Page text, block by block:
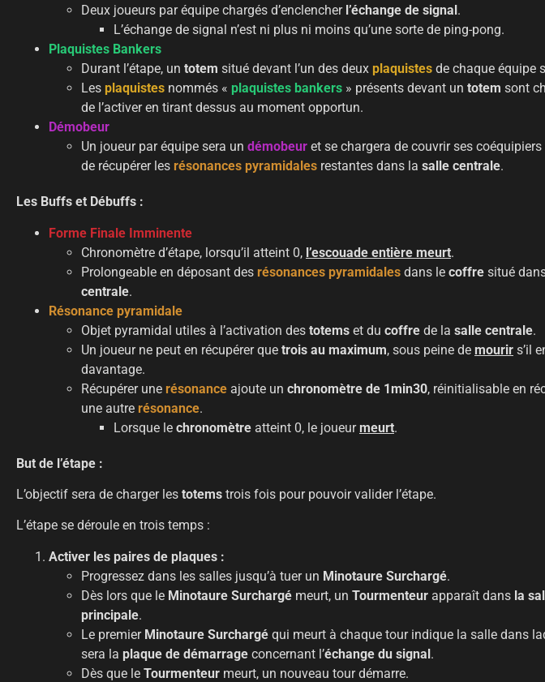
Deux joueurs par équipe chargés d’enclencher l’échange de signal .
L’échange de signal n’est ni plus ni moins qu’une sorte de ping-pong.
Plaquistes Bankers
Durant l’étape, un totem situé devant l’un des deux plaquistes de chaque équipe
Les plaquistes nommés « plaquistes bankers » présents devant un totem sont
de l’activer en tirant dessus au moment opportun.
Démobeur
Un joueur par équipe sera un démobeur et se chargera de couvrir ses
de récupérer les résonances pyramidales restantes dans la salle centrale.
Les Buffs et Débuffs :
Forme Finale Imminente
Chronomètre d’étape, lorsqu’il atteint 0, l’escouade entière meurt.
Prolongeable en déposant des résonances pyramidales dans le coffre situé
centrale.
Résonance pyramidale
Objet pyramidal utiles à l’activation des totems et du coffre de la salle centrale.
Un joueur ne peut en récupérer que trois au maximum, sous peine de mourir s’il
davantage.
Récupérer une résonance ajoute un chronomètre de 1min30, réinitialisable en
une autre résonance.
Lorsque le chronomètre atteint 0, le joueurmeurt.
But de l’étape :
L’objectif sera de charger les totems trois fois pour pouvoir valider l’étape.
L’étape se déroule en trois temps :
Activer les paires de plaques :
Progressez dans les salles jusqu’à tuer un Minotaure Surchargé.
Dès lors que le Minotaure Surchargé meurt, un Tourmenteur apparaît dans la
principale.
Le premier Minotaure Surchargé qui meurt à chaque tour indique la salle dans
sera la plaque de démarrage concernant l’échange du signal.
Dès que le Tourmenteur meurt, un nouveau tour démarre.